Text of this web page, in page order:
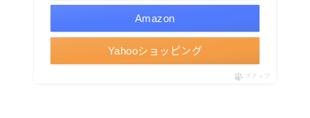
Amazon
Yahooショッピング
ポチップ